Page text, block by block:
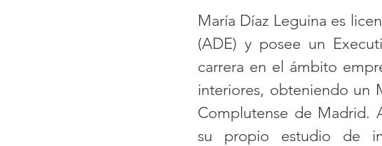
María Díaz Leguina es
(ADE) y posee un
carrera en el ámbito
interiores, obteniendo un
Complutense de Madrid.
su propio estudio de